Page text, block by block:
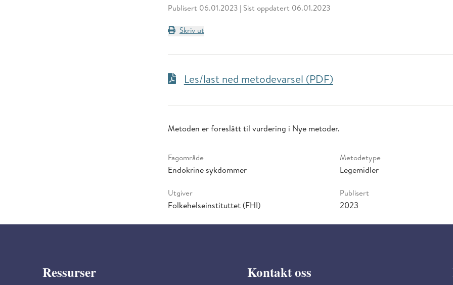
Publisert 06.01.2023 Sist oppdatert 06.01.2023
Skriv ut
Les/last ned metodevarsel (PDF)
Metoden er foreslått til vurdering i Nye metoder.
Fagområde
Endokrine sykdommer
Metodetype
Legemidler
Utgiver
Folkehelseinstituttet (FHI)
Publisert
2023
Ressurser Kontakt oss